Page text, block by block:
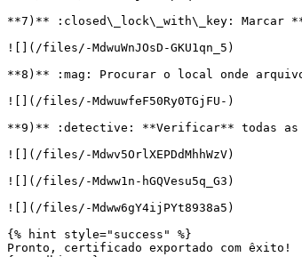
**7)** :closed\_lock\_with\_key: Marcar
![](/files/-MdwuWnJOsD-GKU1qn_5)
**8)** :mag: Procurar o local onde
![](/files/-MdwuwfeF50Ry0TGjFU-)
**9)** :detective: **Verificar** todas as
![](/files/-Mdwv5OrlXEPDdMhhWzV)
![](/files/-Mdww1n-hGQVesu5q_G3)
![](/files/-Mdww6gY4ijPYt8938a5)
{% hint style="success" %}
Pronto, certificado exportado com êxito!